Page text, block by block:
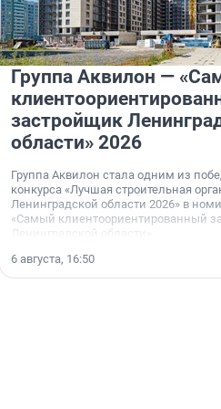
Группа Аквилон —
застройщик
области» 2026
Группа Аквилон стала одним из
конкурса «Лучшая строительная
Ленинградской области 2026» в
«Самый клиентоориентированный
Ленинградской области».
6 августа, 16:50